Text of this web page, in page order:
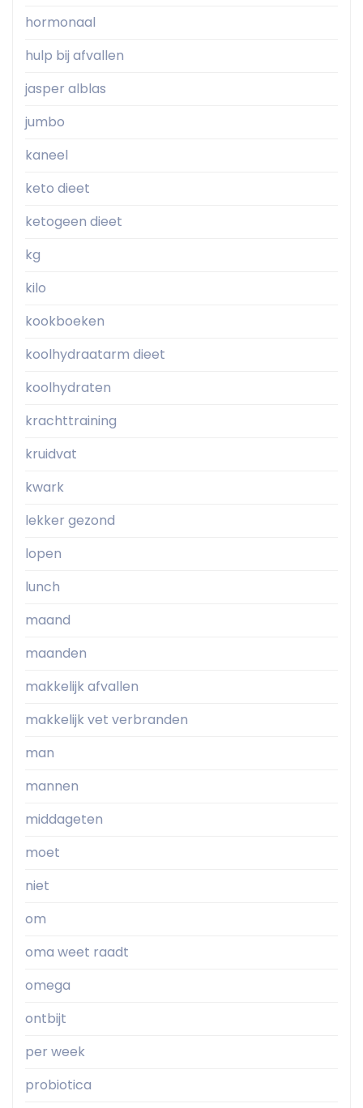
hormonaal
hulp bij afvallen
jasper alblas
jumbo
kaneel
keto dieet
ketogeen dieet
kg
kilo
kookboeken
koolhydraatarm dieet
koolhydraten
krachttraining
kruidvat
kwark
lekker gezond
lopen
lunch
maand
maanden
makkelijk afvallen
makkelijk vet verbranden
man
mannen
middageten
moet
niet
om
oma weet raadt
omega
ontbijt
per week
probiotica